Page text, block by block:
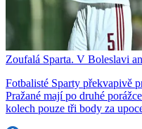
Zoufalá Sparta. V Boleslavi
Fotbalisté Sparty překvapivě
Pražané mají po druhé
kolech pouze tři body za